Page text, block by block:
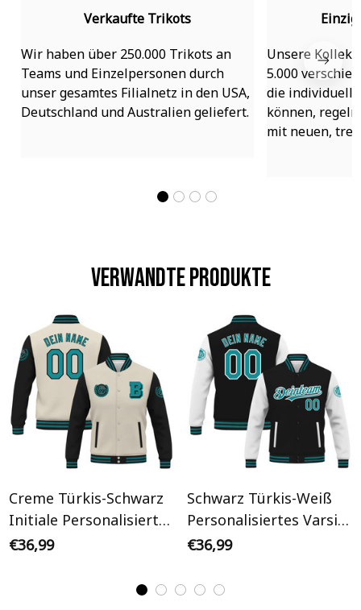
Verkaufte Trikots
Wir haben über 250.000 Trikots an
Teams und Einzelpersonen durch
unser gesamtes Filialnetz in den USA,
Deutschland und Australien geliefert.
Unsere
5.000
die individuell
können,
mit neuen,
Verwandte Produkte
Creme Türkis-Schwarz
Initiale Personalisiertes
Varsity College Jacke
€36,99
Schwarz Türkis-Weiß
Personalisiertes Varsity
College Jacke
€36,99